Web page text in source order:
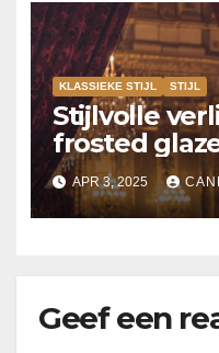
KLASSIEKE STIJL STIJL
Stijlvolle
frosted
APR 3, 2025
Geef een